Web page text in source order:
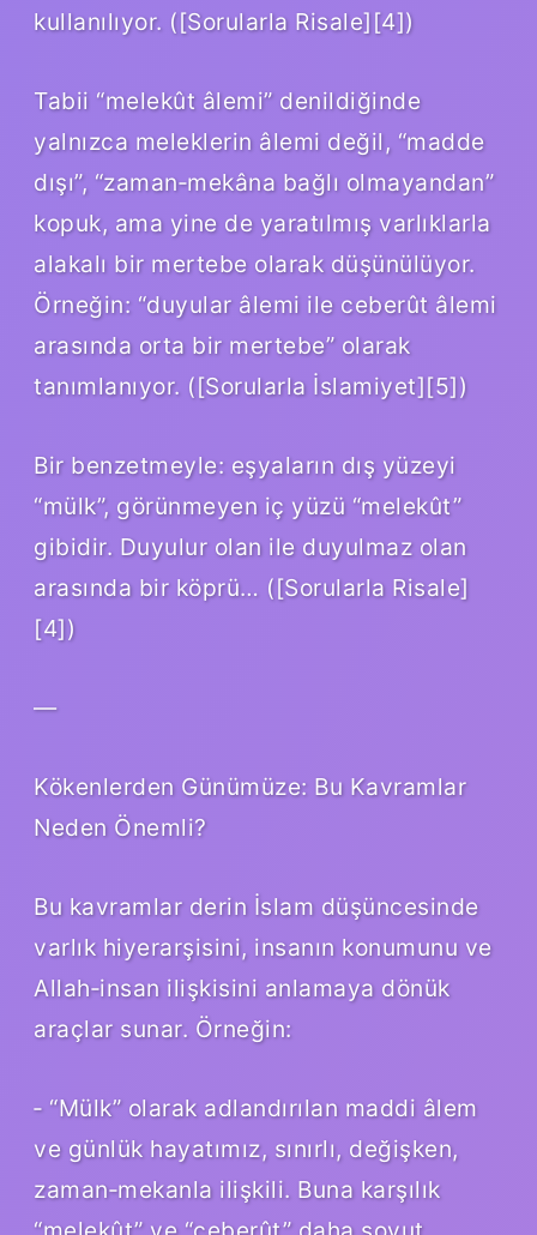
kullanılıyor. ([Sorularla Risale][4])
Tabii “melekût âlemi” denildiğinde
yalnızca meleklerin âlemi değil, “madde
dışı”, “zaman‑mekâna bağlı olmayandan”
kopuk, ama yine de yaratılmış varlıklarla
alakalı bir mertebe olarak düşünülüyor.
Örneğin: “duyular âlemi ile ceberût âlemi
arasında orta bir mertebe” olarak
tanımlanıyor. ([Sorularla İslamiyet][5])
Bir benzetmeyle: eşyaların dış yüzeyi
“mülk”, görünmeyen iç yüzü “melekût”
gibidir. Duyulur olan ile duyulmaz olan
arasında bir köprü… ([Sorularla Risale]
[4])
—
Kökenlerden Günümüze: Bu Kavramlar
Neden Önemli?
Bu kavramlar derin İslam düşüncesinde
varlık hiyerarşisini, insanın konumunu ve
Allah‑insan ilişkisini anlamaya dönük
araçlar sunar. Örneğin:
‑ “Mülk” olarak adlandırılan maddi âlem
ve günlük hayatımız, sınırlı, değişken,
zaman‑mekanla ilişkili. Buna karşılık